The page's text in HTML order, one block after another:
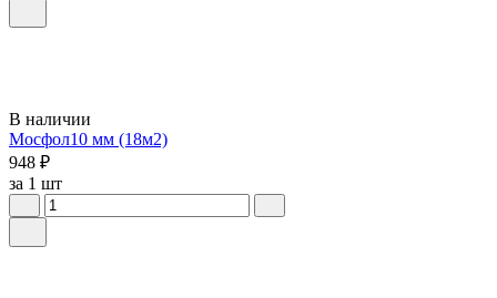
В наличии
Мосфол10 мм (18м2)
948 ₽
за 1 шт